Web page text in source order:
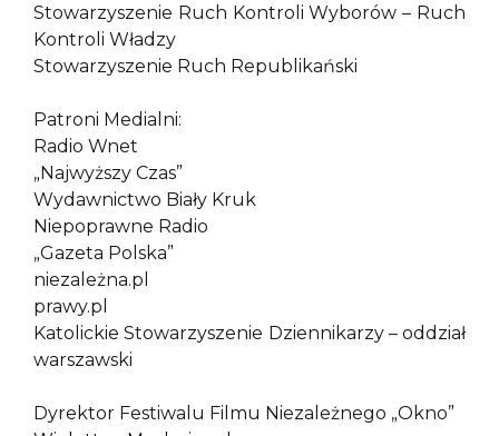
Stowarzyszenie Ruch Kontroli Wyborów – Ruch
Kontroli Władzy
Stowarzyszenie Ruch Republikański
Patroni Medialni:
Radio Wnet
„Najwyższy Czas”
Wydawnictwo Biały Kruk
Niepoprawne Radio
„Gazeta Polska”
niezależna.pl
prawy.pl
Katolickie Stowarzyszenie Dziennikarzy – oddział
warszawski
Dyrektor Festiwalu Filmu Niezależnego „Okno”